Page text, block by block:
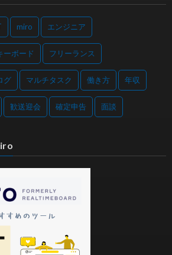
miro エンジニア
ーボード フリーランス
グ マルチタスク 働き方 年収
歓送迎会 確定申告 面談